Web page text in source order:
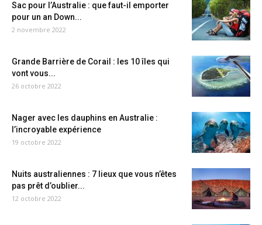
Sac pour l’Australie : que faut-il emporter
pour un an Down...
2 novembre 2022
Grande Barrière de Corail : les 10 îles qui
vont vous...
26 octobre 2022
Nager avec les dauphins en Australie :
l’incroyable expérience
19 octobre 2022
Nuits australiennes : 7 lieux que vous n’êtes
pas prêt d’oublier...
12 octobre 2022